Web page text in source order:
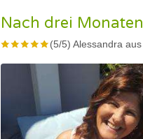
Nach drei
(5/5) Alessandra